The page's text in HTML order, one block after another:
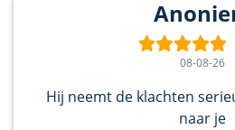
08-08-26
Hij neemt de klachten
naar je